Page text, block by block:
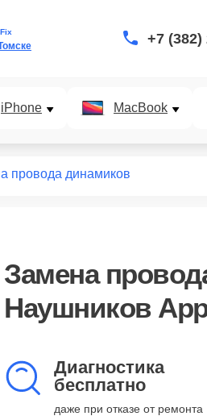
+7 (382)
iPhone MacBook
провода динамиков
Замена
Наушников
Диагностика
бесплатно
даже при отказе от ремонта